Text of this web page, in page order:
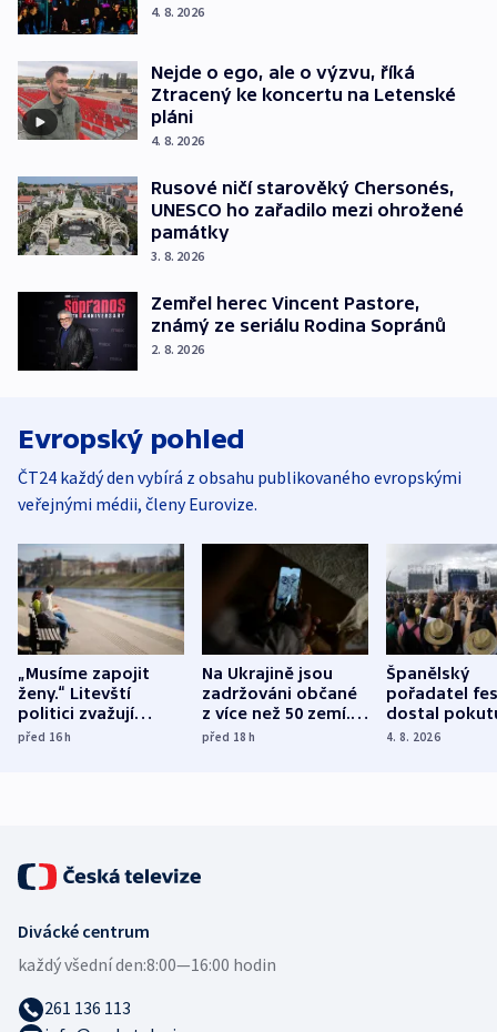
4. 8. 2026
Nejde o ego, ale o výzvu, říká
Ztracený ke koncertu na Letenské
pláni
4. 8. 2026
Rusové ničí starověký Chersonés,
UNESCO ho zařadilo mezi ohrožené
památky
3. 8. 2026
Zemřel herec Vincent Pastore,
známý ze seriálu Rodina Sopránů
2. 8. 2026
Evropský pohled
ČT24 každý den vybírá z obsahu publikovaného evropskými
veřejnými médii, členy Eurovize.
„Musíme zapojit
ženy.“ Litevští
politici zvažují
dohodu o
před 16h
Na Ukrajině jsou
zadržováni občané
z více než 50 zemí.
Bojovali na straně
před 18h
Španělský
pořadatel
dostal
nekalé
4. 8. 2026
Divácké centrum
každý všední den:8:00—16:00 hodin
261 136 113